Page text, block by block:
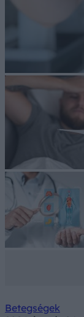
Betegségek